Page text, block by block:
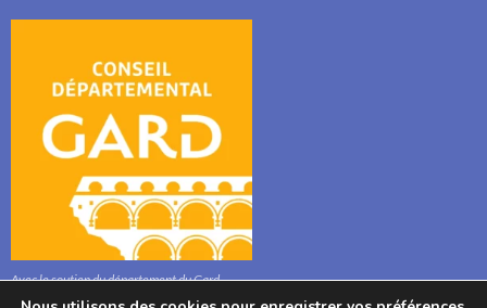
Avec le soutien du département du Gard